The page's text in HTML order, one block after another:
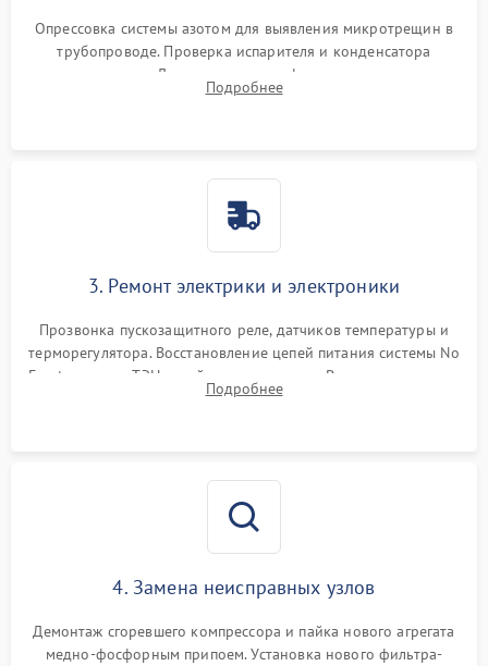
Опрессовка системы азотом для выявления микротрещин в
трубопроводе. Проверка испарителя и конденсатора
течеискателем. Демонтаж старого фильтра-осушителя и
продувка капиллярной трубки для устранения засоров.
Подробнее
3. Ремонт электрики и электроники
Прозвонка пускозащитного реле, датчиков температуры и
терморегулятора. Восстановление цепей питания системы No
Frost, включая ТЭН оттайки и вентилятор. Ремонт или замена
платы управления при сбоях алгоритмов.
Подробнее
4. Замена неисправных узлов
Демонтаж сгоревшего компрессора и пайка нового агрегата
медно-фосфорным припоем. Установка нового фильтра-